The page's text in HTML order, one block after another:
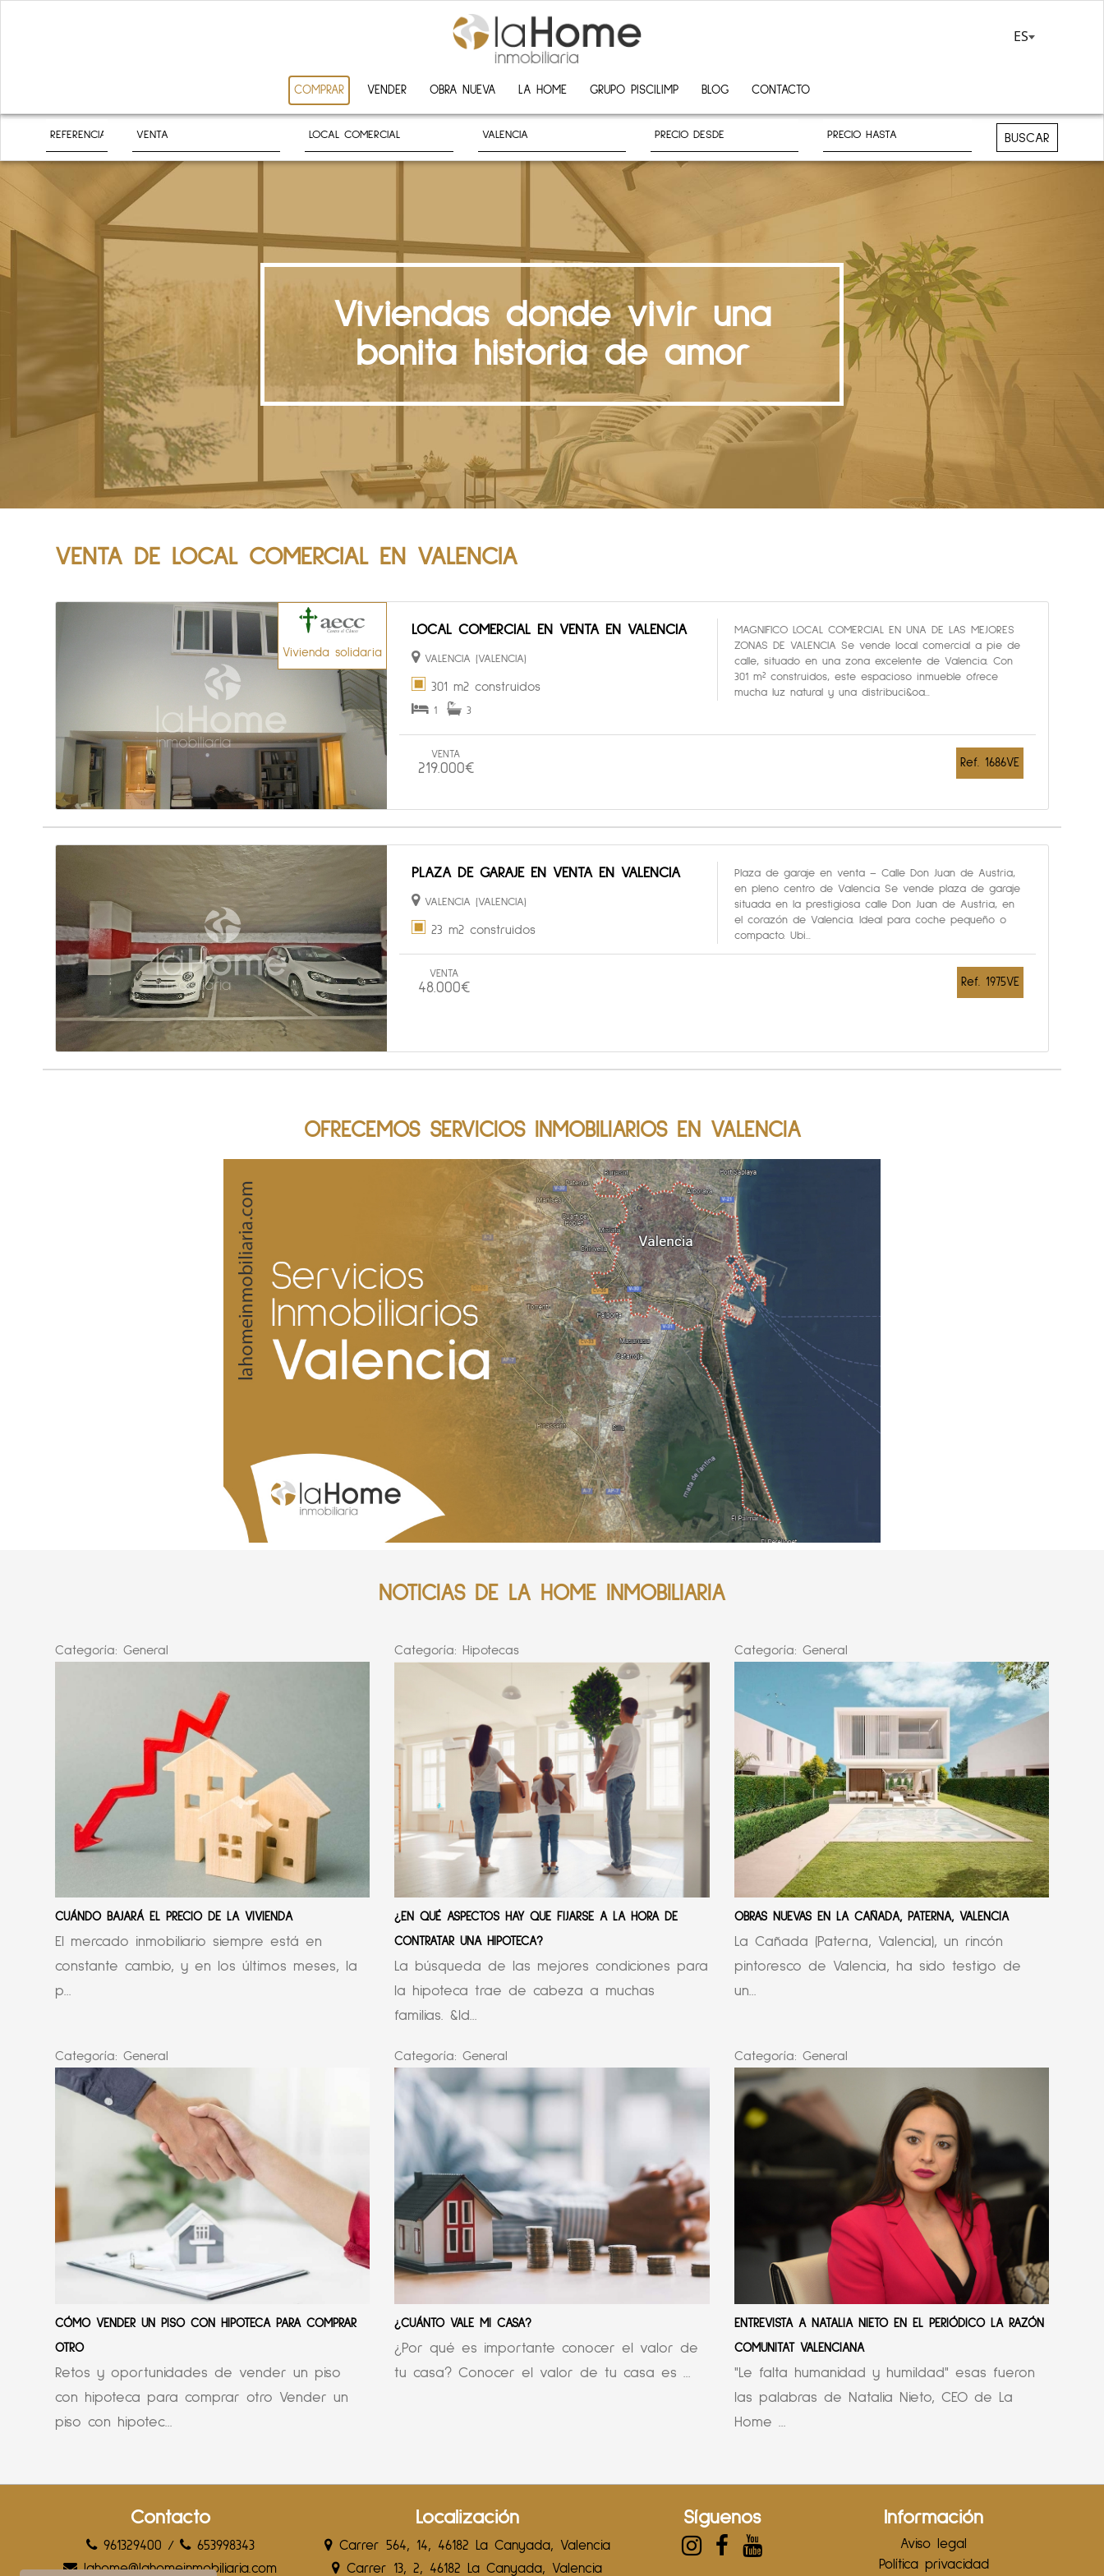
ES
COMPRAR VENDER OBRA NUEVA LA HOME GRUPO PISCILIMP BLOG CONTACTO
BUSCAR
Viviendas donde vivir una
bonita historia de amor
VENTA DE LOCAL COMERCIAL EN VALENCIA
Vivienda solidaria
LOCAL COMERCIAL EN VENTA EN VALENCIA
VALENCIA (VALENCIA)
301 m2 construidos
1 3
MAGNIFICO LOCAL COMERCIAL EN UNA DE LAS MEJORES
ZONAS DE VALENCIA Se vende local comercial a pie de
calle, situado en una zona excelente de Valencia. Con
301 m² construidos, este espacioso inmueble ofrece
mucha luz natural y una distribuci&oa...
VENTA
219.000€ Ref. 1686VE
PLAZA DE GARAJE EN VENTA EN VALENCIA
VALENCIA (VALENCIA)
23 m2 construidos
Plaza de garaje en venta – Calle Don Juan de Austria,
en pleno centro de Valencia Se vende plaza de garaje
situada en la prestigiosa calle Don Juan de Austria, en
el corazón de Valencia. Ideal para coche pequeño o
compacto. Ubi...
VENTA
48.000€ Ref. 1975VE
OFRECEMOS SERVICIOS INMOBILIARIOS EN VALENCIA
NOTICIAS DE LA HOME INMOBILIARIA
Categoría: General
CUÁNDO BAJARÁ EL PRECIO DE LA VIVIENDA
El mercado inmobiliario siempre está en
constante cambio, y en los últimos meses, la
p...
Categoría: Hipotecas
¿EN QUÉ ASPECTOS HAY QUE FIJARSE A LA HORA DE
CONTRATAR UNA HIPOTECA?
La búsqueda de las mejores condiciones para
la hipoteca trae de cabeza a muchas
familias. &ld...
Categoría: General
OBRAS NUEVAS EN LA CAÑADA, PATERNA, VALENCIA
La Cañada (Paterna, Valencia), un rincón
pintoresco de Valencia, ha sido testigo de
un...
Categoría: General
CÓMO VENDER UN PISO CON HIPOTECA PARA COMPRAR
OTRO
Retos y oportunidades de vender un piso
con hipoteca para comprar otro Vender un
piso con hipotec...
Categoría:General
¿CUÁNTO VALE MI CASA?
¿Por qué es importante conocer el valor de
tu casa? Conocer el valor de tu casa es ...
Categoría: General
ENTREVISTA A NATALIA NIETO EN EL PERIÓDICO LA RAZÓN
COMUNITAT VALENCIANA
"Le falta humanidad y humildad" esas fueron
las palabras de Natalia Nieto, CEO de La
Home ...
Contacto
961329400 /
653998343
lahome@lahomeinmobiliaria.com
Localización
Carrer 564, 14, 46182 La Canyada, Valencia
Carrer 13, 2, 46182 La Canyada, Valencia
Síguenos Información
Aviso legal
Política privacidad